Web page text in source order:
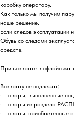
коробку оператору.
Как только мы получим
наше решение.
Если следов эксплуатации
Обувь со следами
средств.
При возврате в офлайн
Возврату не подлежат:
· товары, выполненные
· товары из раздела
· товары, приобретенные с